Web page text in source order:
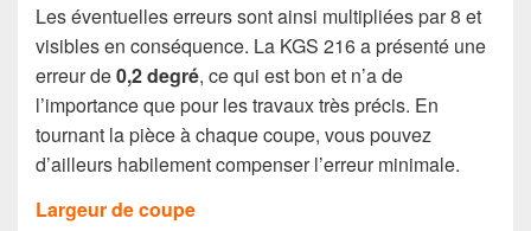
Les éventuelles erreurs sont ainsi multipliées par 8 et
visibles en conséquence. La KGS 216 a présenté une
erreur de0,2 degré, ce qui est bon et n’a de
l’importance que pour les travaux très précis. En
tournant la pièce à chaque coupe, vous pouvez
d’ailleurs habilement compenser l’erreur minimale.
Largeur de coupe